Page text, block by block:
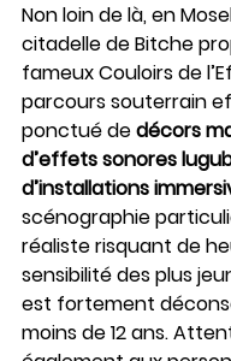
Non loin de là, en
citadelle de Bitche
fameux Couloirs de
parcours souterrain
ponctué de décors
d’effets sonores
d’installations
scénographie
réaliste risquant de
sensibilité des plus
est fortement
moins de 12 ans.